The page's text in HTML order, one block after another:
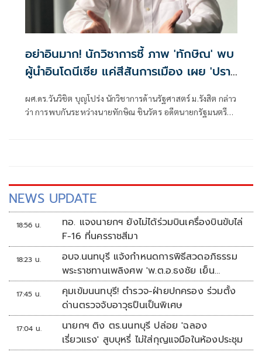
อย่าอินมาก! นักวิชาการชี้ ภาพ 'ทักษิณ' พบ
ผู้นำอินโดนีเซีย แค่สีสันการเมือง เผย 'ปรา
นานาชาติเข้าใจ นายกฯ-รัฐบาล ผู้มีอำนาจตัว
ผศ.ดร.วันวิชิต บุญโปร่ง นักวิชาการด้านรัฐศาสตร์ ม.รังสิต กล่าว
ว่า การพบกันระหว่างนายทักษิณ ชินวัตร อดีตนายกรัฐมนตรี
NEWS UPDATE
18:56 น.
ทอ. แจงนายกฯ ยังไม่ได้ร่วมบินเครื่องบินขับไล่
F-16 ที่นครราชสีมา
18:23 น.
อบจ.นนทบุรี แจ้งกำหนดการพิธีสวดอภิธรรม
พระราชทานเพลิงศพ 'พ.ต.อ.ธงชัย เย็น
ประเสริฐ'
17:45 น.
คุมเข้มนนทบุรี! ตำรวจ-ฝ่ายปกครอง ร่วมตั้ง
ด่านตรวจจับอาวุธปืนเป็นพิเศษ
17:04 น.
นายกฯ ติง ตร.นนทบุรี ปล่อย 'ฉลอง
เรี่ยวแรง' สูบบุหรี่ ไม่ใส่กุญแจมือในห้องประชุม